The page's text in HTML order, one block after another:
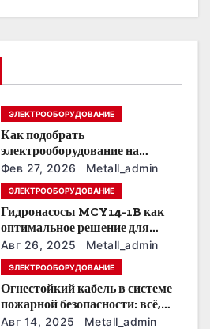
ЭЛЕКТРООБОРУДОВАНИЕ
Как подобрать
электрооборудование на
предприятии под тяжелые
условия эксплуатации
Фев 27, 2026 Metall_admin
ЭЛЕКТРООБОРУДОВАНИЕ
Гидронасосы MCY14-1B как
оптимальное решение для
модернизации гидросистем
Авг 26, 2025 Metall_admin
ЭЛЕКТРООБОРУДОВАНИЕ
Огнестойкий кабель в системе
пожарной безопасности: всё,
что нужно знать
Авг 14, 2025 Metall_admin